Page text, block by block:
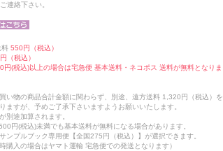
連絡下さい。
料 550円（税込）
（税込）
(税込)以上の場合は宅急便 基本送料・ネコポス 送料が無料となりま
い物の商品合計金額に関わらず、別途、遠方送料 1,320円（税込）を
ますが、予めご了承下さいますようお願いいたします。
別途加算されます。
円(税込)未満でも基本送料が無料になる場合があります。
ンプルブック専用便【全国275円（税込）】が選択できます。
購入の場合はヤマト運輸 宅急便での発送となります）